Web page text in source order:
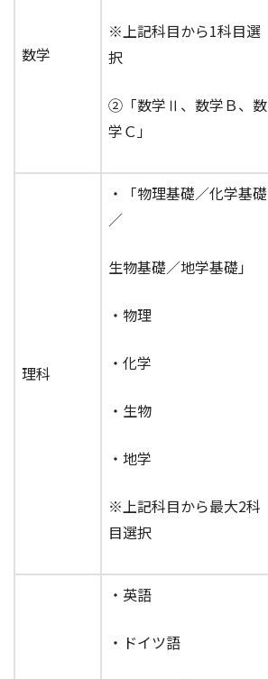
数学
※上記科目から1科目選
択
②「数学Ⅱ、数学Ｂ、数
学Ｃ」
理科
・「物理基礎／化学基礎
／
生物基礎／地学基礎」
・物理
・化学
・生物
・地学
※上記科目から最大2科
目選択
・英語
・ドイツ語